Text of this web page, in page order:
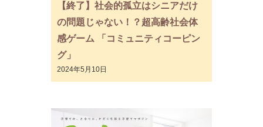
【終了】社会的孤立はシニアだけ
の問題じゃない！？超高齢社会体
感ゲーム 「コミュニティコーピン
グ」
2024年5月10日